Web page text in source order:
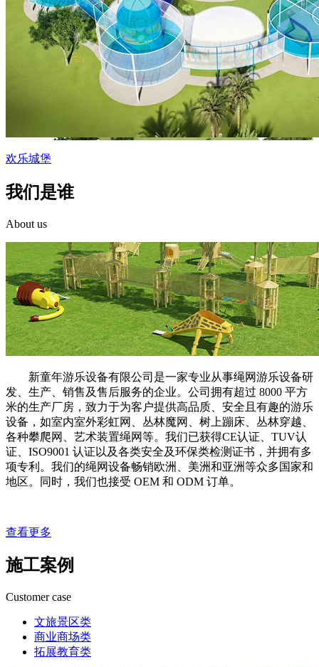
欢乐城堡
我们是谁
About us
新童年游乐设备有限公司是一家专业从事绳网游乐设备研
发、生产、销售及售后服务的企业。公司拥有超过 8000 平方
米的生产厂房，致力于为客户提供高品质、安全且有趣的游乐
设备，如室内室外彩虹网、丛林魔网、树上蹦床、丛林穿越、
各种攀爬网、艺术装置绳网等。我们已获得CE认证、TUV认
证、ISO9001 认证以及各类安全及环保类检测证书，并拥有多
项专利。我们的绳网设备畅销欧洲、美洲和亚洲等众多国家和
地区。同时，我们也接受 OEM 和 ODM 订单。
查看更多
施工案例
Customer case
文旅景区类
商业商场类
拓展教育类